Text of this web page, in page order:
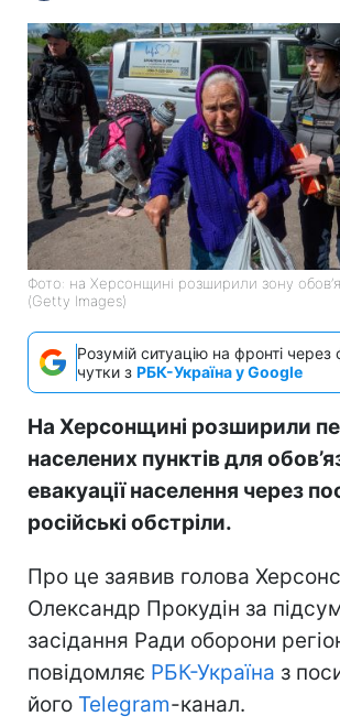
Фото: на Херсонщині розширили зону
(Getty Images)
Розумій ситуацію на фронті через
чутки з РБК-Україна у Google
На Херсонщині розширили
населених пунктів для
евакуації населення через
російські обстріли.
Про це заявив голова
Олександр Прокудін за
засідання Ради оборони
повідомляє РБК-Україна з
його Telegram-канал.